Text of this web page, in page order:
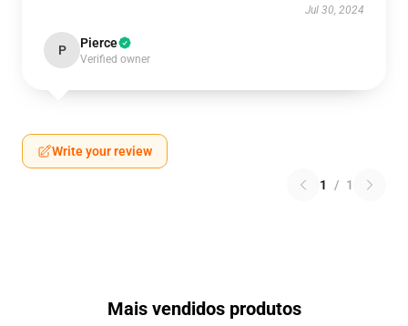
Jul 30, 2024
P Pierce
Verified owner
Write your review
1 / 1
Mais vendidos produtos